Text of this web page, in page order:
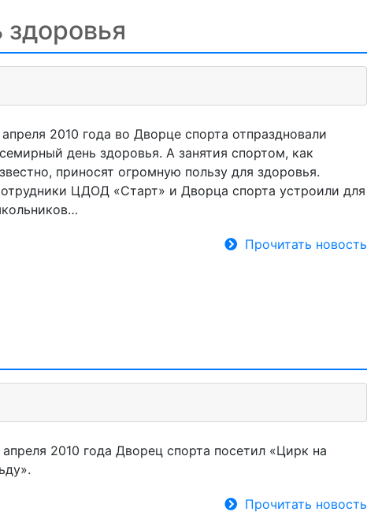
2010 года во Дворце спорта отпраздновали
день здоровья. А занятия спортом, как
приносят огромную пользу для здоровья.
ЦДОД «Старт» и Дворца спорта устроили для
Прочитать новость
апреля 2010 года Дворец спорта посетил «Цирк на
Прочитать новость